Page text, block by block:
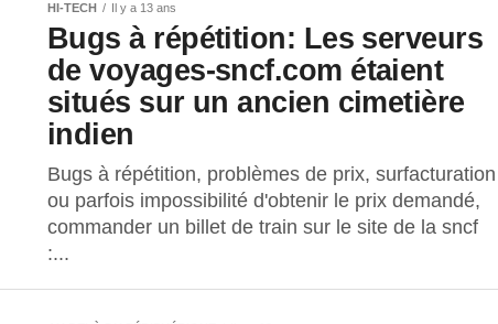
HI-TECH Il y a 13 ans
Bugs à répétition: Les serveurs
de voyages-sncf.com étaient
situés sur un ancien cimetière
indien
Bugs à répétition, problèmes de prix, surfacturation
ou parfois impossibilité d'obtenir le prix demandé,
commander un billet de train sur le site de la sncf
:...